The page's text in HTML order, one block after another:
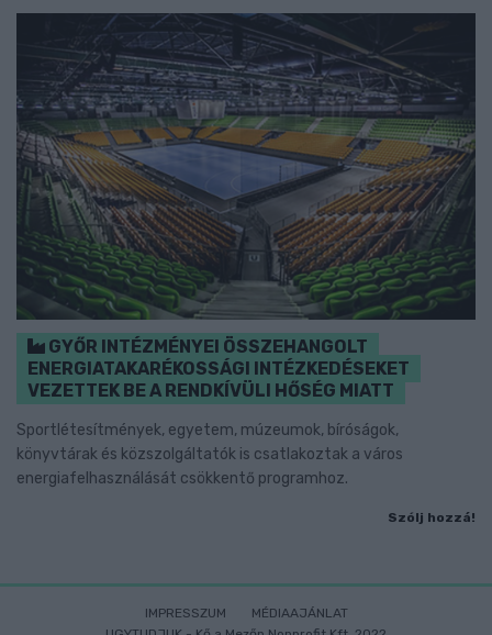
GYŐR INTÉZMÉNYEI ÖSSZEHANGOLT
ENERGIATAKARÉKOSSÁGI INTÉZKEDÉSEKET
VEZETTEK BE A RENDKÍVÜLI HŐSÉG MIATT
Sportlétesítmények, egyetem, múzeumok, bíróságok,
könyvtárak és közszolgáltatók is csatlakoztak a város
energiafelhasználását csökkentő programhoz.
Szólj hozzá!
IMPRESSZUM
MÉDIAAJÁNLAT